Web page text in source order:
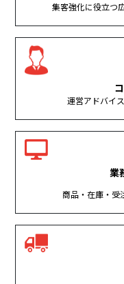
集客強化に役立つ
運営アドバイ
業
商品・在庫・受